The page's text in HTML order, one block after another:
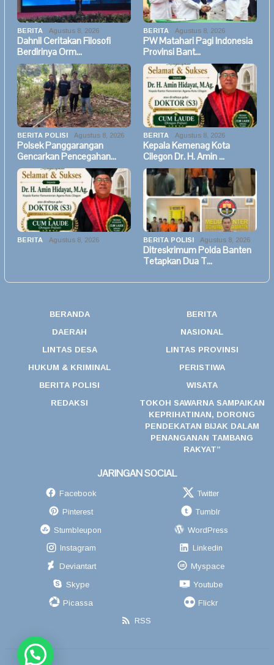
BERITA Agustus 8, 2026
Dahnil Ceritakan Filosofi
Berdirinya Orm…
BERITA Agustus 8, 2026
PW Matahari Pagi Indonesia
Provinsi Bant…
BERITA POLISI Agustus 8, 2026
Polsek Panggarangan
Gencarkan Pencegahan…
BERITA Agustus 8, 2026
Kepala Kemenag Kota
Cilegon Dr. H. Amin …
BERITA Agustus 8, 2026 BERITA POLISI Agustus 8, 2026
Ditreskrimum Polda Banten
Tetapkan Dua T…
BERANDA
BERITA
DAERAH
NASIONAL
LINTAS DESA
LINTAS PROVINSI
HUKUM & KRIMINAL
PERISTIWA
BERITA POLISI
WISATA
REDAKSI
TOKOH SAWARNA SAMPAIKAN
KEPRIHATINAN, DORONG
PENDEKATAN BIJAK DALAM
PENANGANAN TAMBANG
RAKYAT”
JARINGAN SOCIAL
Facebook
Twitter
Pinterest
Tumblr
Stumbleupon
WordPress
Instagram
Linkedin
Deviantart
Myspace
Skype
Youtube
Picassa
Flickr
RSS